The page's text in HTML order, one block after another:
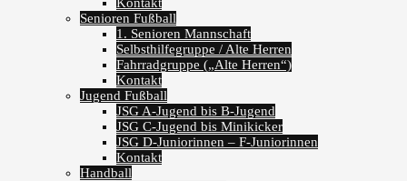
Senioren Fußball
1. Senioren Mannschaft
Selbsthilfegruppe / Alte Herren
Fahrradgruppe („Alte Herren“)
Kontakt
Jugend Fußball
JSG A-Jugend bis B-Jugend
JSG C-Jugend bis Minikicker
JSG D-Juniorinnen – F-Juniorinnen
Kontakt
Handball